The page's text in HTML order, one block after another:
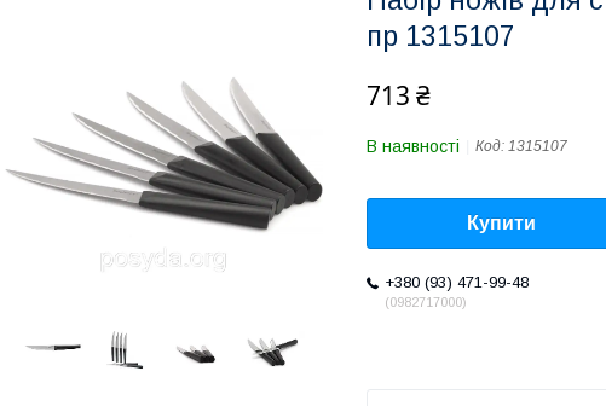
пр 1315107
713 ₴
В наявності Код: 1315107
Купити
+380 (93) 471-99-48
0982717000